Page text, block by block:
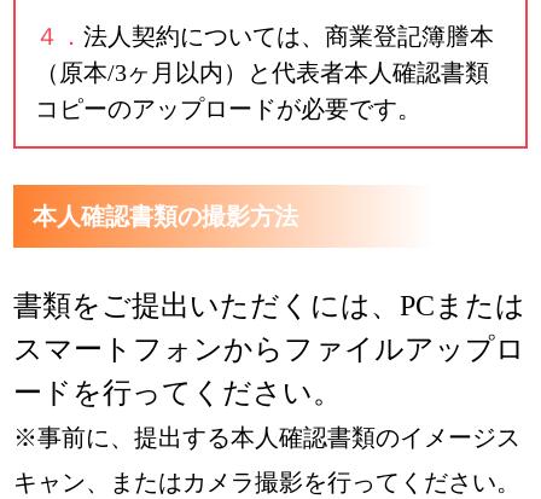
４．法人契約については、商業登記簿謄本
（原本/3ヶ月以内）と代表者本人確認書類
コピーのアップロードが必要です。
本人確認書類の撮影方法
書類をご提出いただくには、PCまたは
スマートフォンからファイルアップロ
ードを行ってください。
※事前に、提出する本人確認書類のイメージス
キャン、またはカメラ撮影を行ってください。